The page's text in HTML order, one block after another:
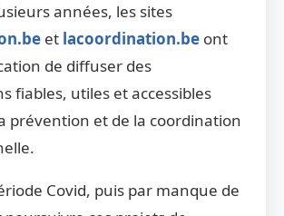
années, les sites
et lacoordination.be ont
de diffuser des
fiables, utiles et accessibles
prévention et de la coordination
Covid, puis par manque de